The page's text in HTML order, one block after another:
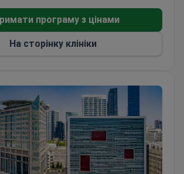
програму з цінами
На сторінку клініки